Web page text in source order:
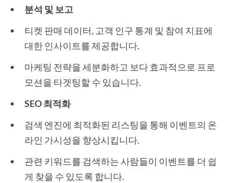
분석 및 보고
티켓 판매 데이터, 고객 인구 통계 및 참여 지표에
대한 인사이트를 제공합니다.
마케팅 전략을 세분화하고 보다 효과적으로 프로
모션을 타겟팅할 수 있습니다.
SEO 최적화
검색 엔진에 최적화된 리스팅을 통해 이벤트의 온
라인 가시성을 향상시킵니다.
관련 키워드를 검색하는 사람들이 이벤트를 더 쉽
게 찾을 수 있도록 합니다.